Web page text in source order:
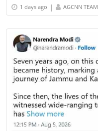
1 days ago | AGCNN TEAM